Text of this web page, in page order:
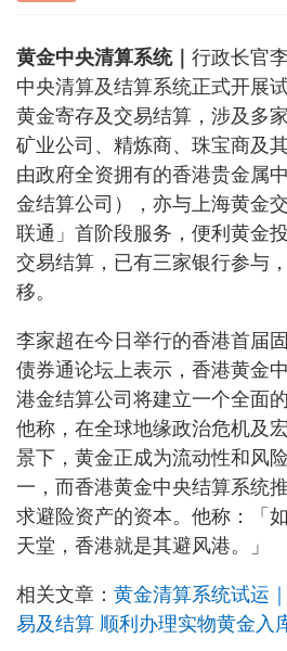
黄金中央清算系统｜ 行政长官
中央清算及结算系统正式开展
黄金寄存及交易结算，涉及多
矿业公司、精炼商、珠宝商及
由政府全资拥有的香港贵金属
金结算公司），亦与上海黄金
联通」首阶段服务，便利黄金
交易结算，已有三家银行参与
移。
李家超在今日举行的香港首届
债券通论坛上表示，香港黄金
港金结算公司将建立一个全面
他称，在全球地缘政治危机及
景下，黄金正成为流动性和风
一，而香港黄金中央结算系统
求避险资产的资本。他称：「
天堂，香港就是其避风港。」
相关文章： 黄金清算系统试运
易及结算 顺利办理实物黄金入